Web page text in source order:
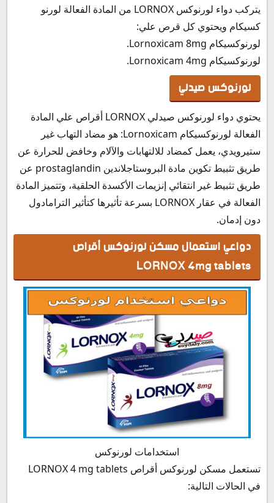
يتركب دواء لورنوكس LORNOX من المادة الفعالة لورنو
كسيكام ويحتوي كل قرص علي:
لورنوكسيكام Lornoxicam 8mg.
لورنوكسيكام Lornoxicam 4mg.
لورنوكس صيدلي
يحتوي دواء لورنوكس صيدلي LORNOX أقراص علي المادة
الفعالة لورنوكسيكام Lornoxicam: هو مضاد التهاب غير
ستيرويدي، يعمل كمضاد للالتهابات والآلام وخافض للحرارة عن
طريق تثبيط تكوين مادة البروستاجلاندين prostaglandin عن
طريق تثبيط غير انتقائي إنزيمات الأكسدة الحلقية، وتتميز المادة
الفعالة في عقار LORNOX بسرعة تأثيرها كتأثير الترامادول
دون إدمان.
دواعي استعمال مسكن لورنوكس أقراص
LORNOX 4mg tablets
استخدامات لورنوكس
تستعمل مسكن لورنوكس أقراص LORNOX 4 mg tablets
في الحالات التالية: